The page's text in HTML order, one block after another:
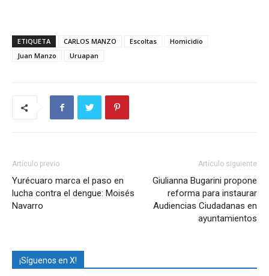
ETIQUETA CARLOS MANZO Escoltas
Homicidio
Juan Manzo
Uruapan
Artículo previo
Yurécuaro marca el paso en
lucha contra el dengue: Moisés
Navarro
Artículo siguiente
Giulianna Bugarini propone
reforma para instaurar
Audiencias Ciudadanas en
ayuntamientos
¡Síguenos en X!